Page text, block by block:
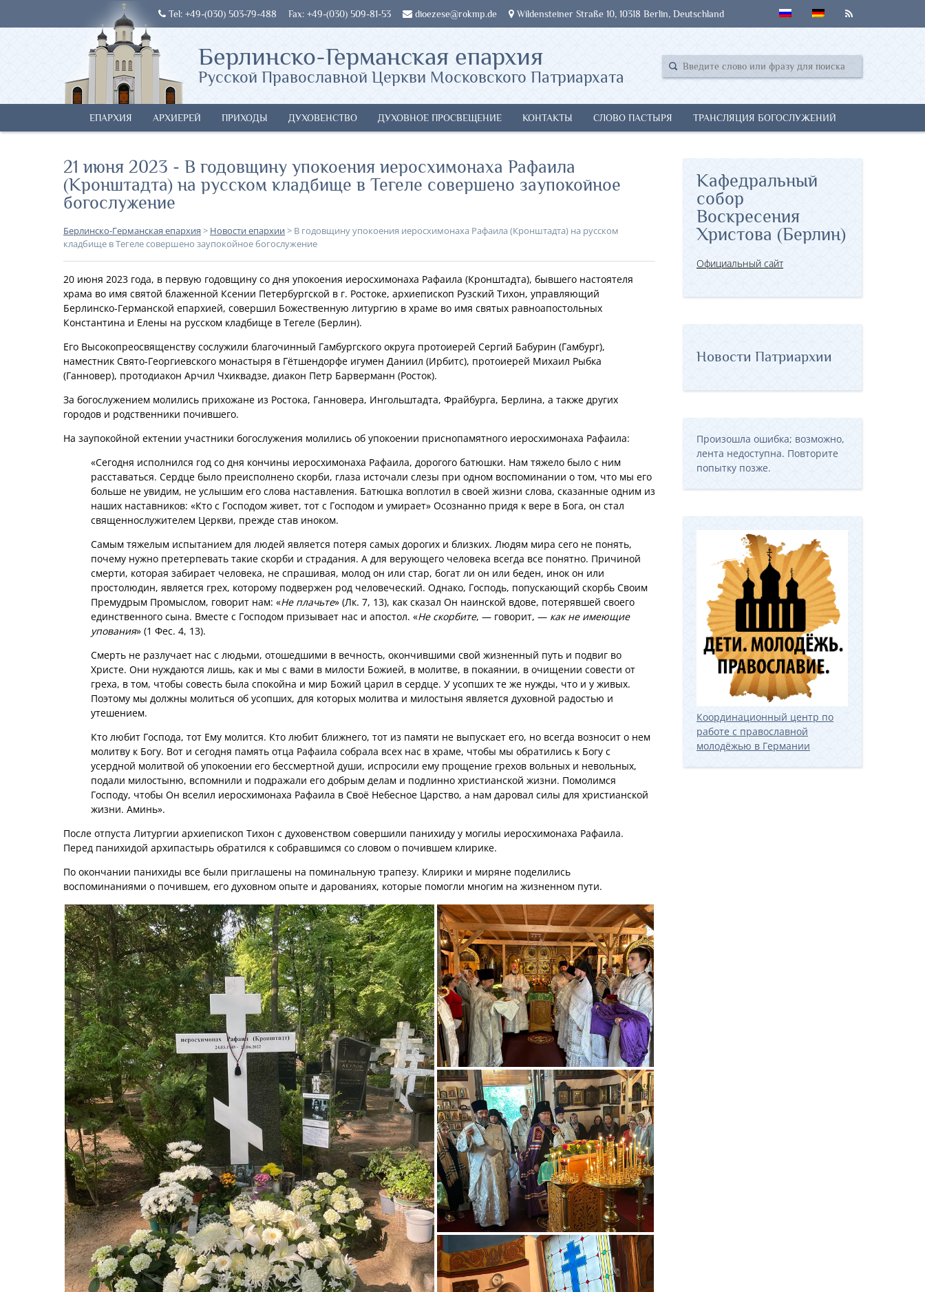
Tel: +49-(030) 503-79-488 Fax: +49-(030) 509-81-53 dioezese@rokmp.de Wildensteiner Straße 10, 10318 Berlin, Deutschland
Берлинско-Германская епархия
Русской Православной Церкви Московского Патриархата
ЕПАРХИЯ АРХИЕРЕЙ ПРИХОДЫ ДУХОВЕНСТВО ДУХОВНОЕ ПРОСВЕЩЕНИЕ КОНТАКТЫ СЛОВО ПАСТЫРЯ ТРАНСЛЯЦИЯ БОГОСЛУЖЕНИЙ
21 июня 2023 - В годовщину упокоения иеросхимонаха Рафаила
(Кронштадта) на русском кладбище в Тегеле совершено заупокойное
богослужение
Берлинско-Германская епархия > Новости епархии> В годовщину упокоения иеросхимонаха Рафаила (Кронштадта) на русском
кладбище в Тегеле совершено заупокойное богослужение
20 июня 2023 года, в первую годовщину со дня упокоения иеросхимонаха Рафаила (Кронштадта), бывшего настоятеля
храма во имя святой блаженной Ксении Петербургской в г. Ростоке, архиепископ Рузский Тихон, управляющий
Берлинско-Германской епархией, совершил Божественную литургию в храме во имя святых равноапостольных
Константина и Елены на русском кладбище в Тегеле (Берлин).
Его Высокопреосвященству сослужили благочинный Гамбургского округа протоиерей Сергий Бабурин (Гамбург),
наместник Свято-Георгиевского монастыря в Гётшендорфе игумен Даниил (Ирбитс), протоиерей Михаил Рыбка
(Ганновер), протодиакон Арчил Чхиквадзе, диакон Петр Барверманн (Росток).
За богослужением молились прихожане из Ростока, Ганновера, Ингольштадта, Фрайбурга, Берлина, а также других
городов и родственники почившего.
На заупокойной ектении участники богослужения молились об упокоении приснопамятного иеросхимонаха Рафаила:
«Сегодня исполнился год со дня кончины иеросхимонаха Рафаила, дорогого батюшки. Нам тяжело было с ним
расставаться. Сердце было преисполнено скорби, глаза источали слезы при одном воспоминании о том, что мы его
больше не увидим, не услышим его слова наставления. Батюшка воплотил в своей жизни слова, сказанные одним из
наших наставников: «Кто с Господом живет, тот с Господом и умирает» Осознанно придя к вере в Бога, он стал
священнослужителем Церкви, прежде став иноком.
Самым тяжелым испытанием для людей является потеря самых дорогих и близких. Людям мира сего не понять,
почему нужно претерпевать такие скорби и страдания. А для верующего человека всегда все понятно. Причиной
смерти, которая забирает человека, не спрашивая, молод он или стар, богат ли он или беден, инок он или
простолюдин, является грех, которому подвержен род человеческий. Однако, Господь, попускающий скорбь Своим
Премудрым Промыслом, говорит нам: «Не плачьте» (Лк. 7, 13), как сказал Он наинской вдове, потерявшей своего
единственного сына. Вместе с Господом призывает нас и апостол. «Не скорбите, — говорит, — как не имеющие
упования» (1 Фес. 4, 13).
Смерть не разлучает нас с людьми, отошедшими в вечность, окончившими свой жизненный путь и подвиг во
Христе. Они нуждаются лишь, как и мы с вами в милости Божией, в молитве, в покаянии, в очищении совести от
греха, в том, чтобы совесть была спокойна и мир Божий царил в сердце. У усопших те же нужды, что и у живых.
Поэтому мы должны молиться об усопших, для которых молитва и милостыня является духовной радостью и
утешением.
Кто любит Господа, тот Ему молится. Кто любит ближнего, тот из памяти не выпускает его, но всегда возносит о нем
молитву к Богу. Вот и сегодня память отца Рафаила собрала всех нас в храме, чтобы мы обратились к Богу с
усердной молитвой об упокоении его бессмертной души, испросили ему прощение грехов вольных и невольных,
подали милостыню, вспомнили и подражали его добрым делам и подлинно христианской жизни. Помолимся
Господу, чтобы Он вселил иеросхимонаха Рафаила в Своё Небесное Царство, а нам даровал силы для христианской
жизни. Аминь».
После отпуста Литургии архиепископ Тихон с духовенством совершили панихиду у могилы иеросхимонаха Рафаила.
Перед панихидой архипастырь обратился к собравшимся со словом о почившем клирике.
По окончании панихиды все были приглашены на поминальную трапезу. Клирики и миряне поделились
воспоминаниями о почившем, его духовном опыте и дарованиях, которые помогли многим на жизненном пути.
Кафедральный
собор
Воскресения
Христова (Берлин)
Официальный сайт
Новости Патриархии
Произошла ошибка; возможно,
лента недоступна. Повторите
попытку позже.
Координационный центр по
работе с православной
молодёжью в Германии